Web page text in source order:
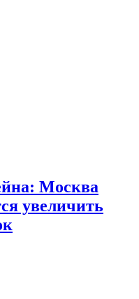
Москва
увеличить